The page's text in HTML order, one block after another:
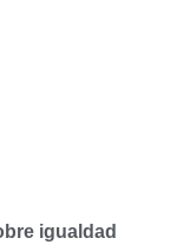
igualdad